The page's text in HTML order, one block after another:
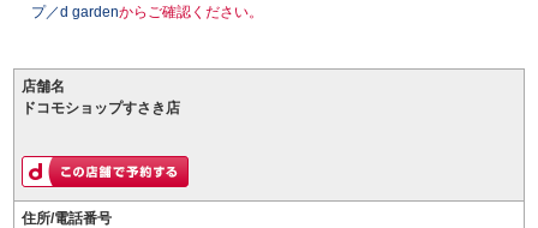
プ／d gardenからご確認ください。
店舗名
ドコモショップすさき店
住所/電話番号